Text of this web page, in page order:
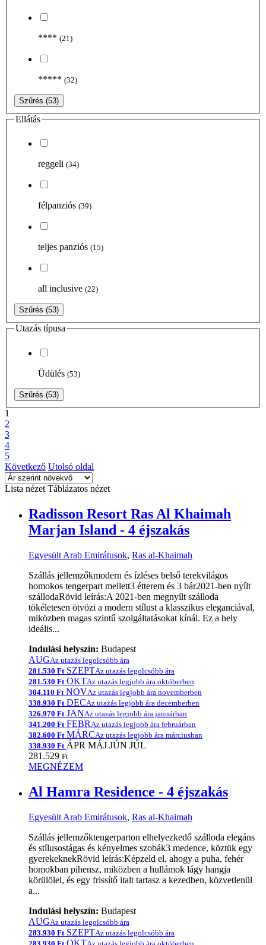
**** (21)
***** (32)
Szűrés (53)
Ellátás
reggeli (34)
félpanziós (39)
teljes panziós (15)
all inclusive (22)
Szűrés (53)
Utazás típusa
Üdülés (53)
Szűrés (53)
1
2
3
4
5
Következő Utolsó oldal
Lista nézet Táblázatos nézet
Radisson Resort Ras Al Khaimah
Marjan Island - 4 éjszakás
Egyesült Arab Emirátusok, Ras al-Khaimah
Szállás jellemzőkmodern és ízléses belső terekvilágos
homokos tengerpart mellett3 étterem és 3 bár2021-ben nyílt
szállodaRövid leírás:A 2021-ben megnyílt szálloda
tökéletesen ötvözi a modern stílust a klasszikus eleganciával,
miközben magas szintű szolgáltatásokat kínál. Ez a hely
ideális...
Indulási helyszín: Budapest
AUGAz utazás legolcsóbb ára
281.530 Ft SZEPTAz utazás legolcsóbb ára
281.530 Ft OKTAz utazás legjobb ára októberben
304.110 Ft NOVAz utazás legjobb ára novemberben
338.930 Ft DECAz utazás legjobb ára decemberben
326.970 Ft JANAz utazás legjobb ára januárban
341.200 Ft FEBR Az utazás legjobb ára februárban
382.600 Ft MÁRCAz utazás legjobb ára márciusban
338.930 Ft ÁPR MÁJ JÚN JÚL
281.529 Ft
MEGNÉZEM
Al Hamra Residence - 4 éjszakás
Egyesült Arab Emirátusok, Ras al-Khaimah
Szállás jellemzőktengerparton elhelyezkedő szálloda elegáns
és stílusostágas és kényelmes szobák3 medence, köztük egy
gyerekeknekRövid leírás:Képzeld el, ahogy a puha, fehér
homokban pihensz, miközben a hullámok lágy hangja
körülölel, és egy frissítő italt tartasz a kezedben, közvetlenül
a...
Indulási helyszín: Budapest
AUGAz utazás legolcsóbb ára
283.930 Ft SZEPTAz utazás legolcsóbb ára
OKT